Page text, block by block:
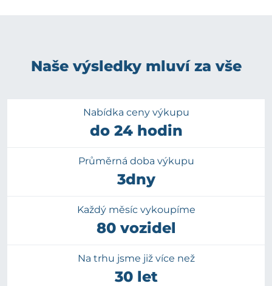
Naše výsledky mluví za vše
Nabídka ceny výkupu
do 24 hodin
Průměrná doba výkupu
3dny
Každý měsíc vykoupíme
80 vozidel
Na trhu jsme již více než
30 let